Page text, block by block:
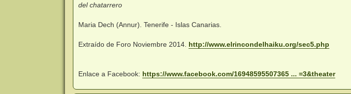
e
del chatarrero
Maria Dech (Annur). Tenerife - Islas Canarias.
Extraído de Foro Noviembre 2014. http://www.elrincondelhaiku.org/sec5.php
Enlace a Facebook: https://www.facebook.com/16948595507365 ... =3&theater